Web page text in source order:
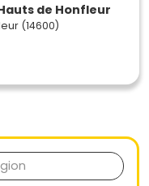
de Honfleur
(14600)